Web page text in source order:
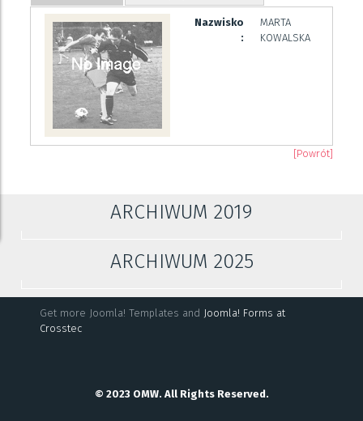
Nazwisko
:
MARTA
KOWALSKA
[Powrót]
ARCHIWUM 2019
ARCHIWUM 2025
Get more Joomla! Templates and Joomla! Forms at
Crosstec
© 2023 OMW. All Rights Reserved.